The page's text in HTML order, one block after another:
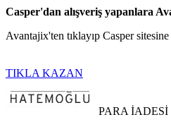
Casper'dan alışveriş yapanlara
Avantajix'ten tıklayıp Casper
TIKLA KAZAN
PARA İADESİ